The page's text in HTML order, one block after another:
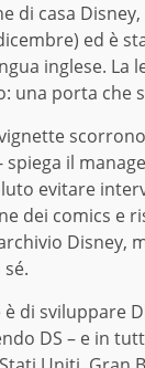
di casa
ed è
inglese.
una porta che
spiega il
evitare
dei comics e
è di sviluppare
DS – e in